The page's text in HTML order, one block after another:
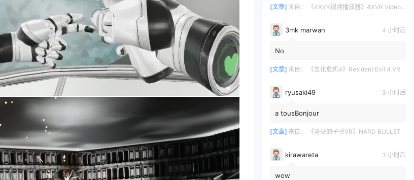
[文章] 来自： 《4XVR视频播放器》4XVR Video Player
3mk marwan 4 小时后
No
[文章] 来自： 《生化危机4》Resident Evil 4 VR
ryusaki49 3 小时后
a tousBonjour
[文章] 来自： 《坚硬的子弹VR》HARD BULLET
kirawareta 3 小时后
wow